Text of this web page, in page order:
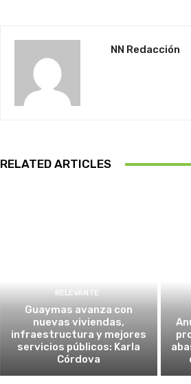
NN Redacción
RELATED ARTICLES
RELEVANTE
Guaymas avanza con
nuevas viviendas,
infraestructura y mejores
servicios públicos: Karla
Córdova